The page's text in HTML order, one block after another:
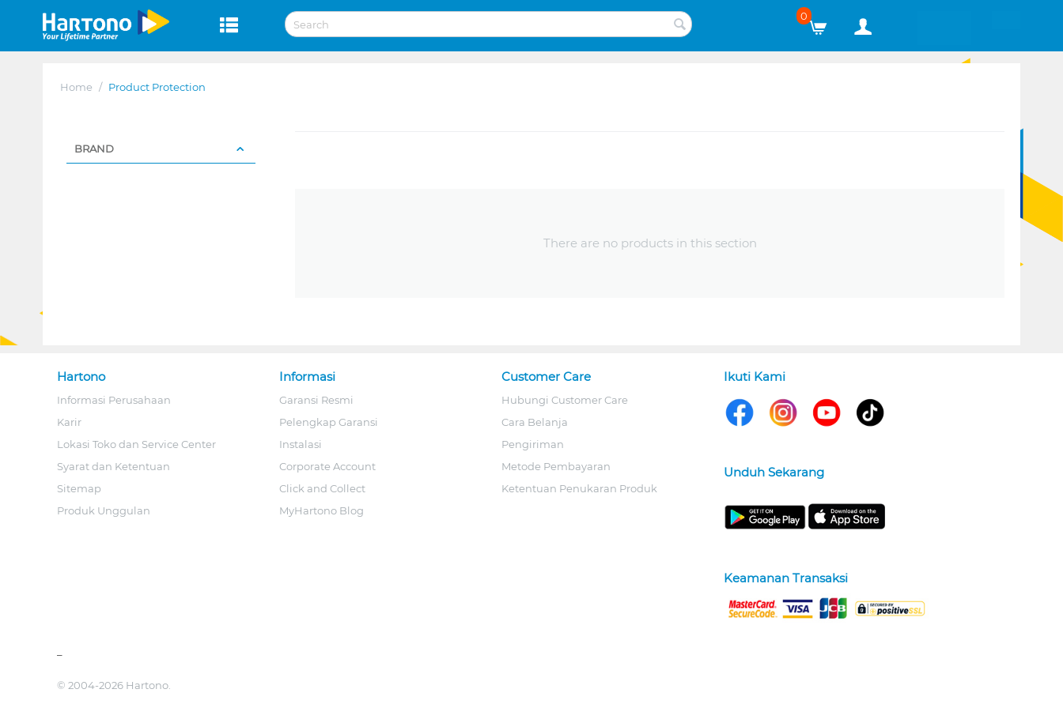
0
Home / Product Protection
BRAND
There are no products in this section
Hartono
Informasi Perusahaan
Karir
Lokasi Toko dan Service Center
Syarat dan Ketentuan
Sitemap
Produk Unggulan
Informasi
Garansi Resmi
Pelengkap Garansi
Instalasi
Corporate Account
Click and Collect
MyHartono Blog
Customer Care
Hubungi Customer Care
Cara Belanja
Pengiriman
Metode Pembayaran
Ketentuan Penukaran Produk
Ikuti Kami
Unduh Sekarang
Keamanan Transaksi
© 2004-2026 Hartono.